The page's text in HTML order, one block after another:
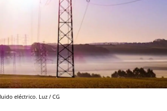
eléctrico. Luz / CG